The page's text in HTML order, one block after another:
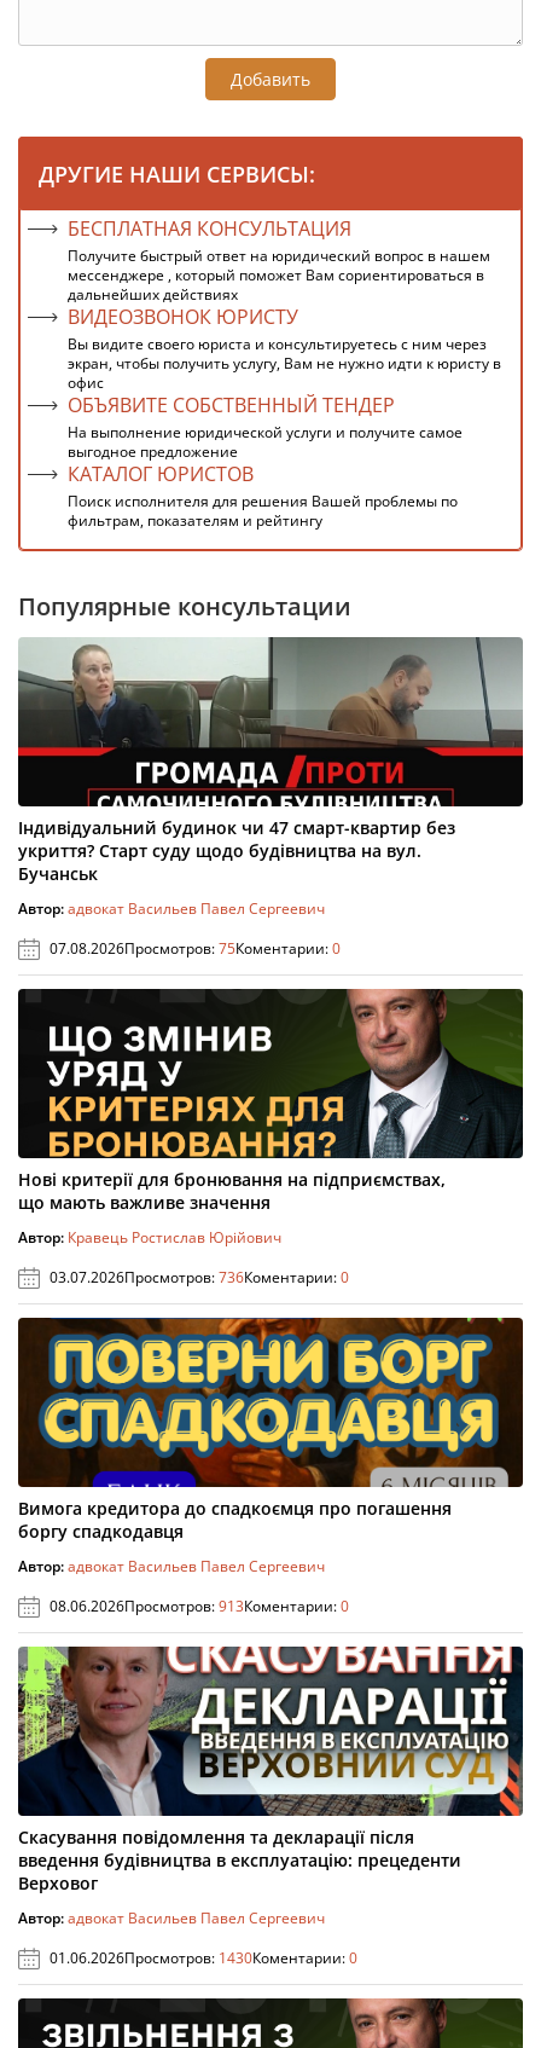
Добавить
ДРУГИЕ НАШИ СЕРВИСЫ:
БЕСПЛАТНАЯ КОНСУЛЬТАЦИЯ
Получите быстрый ответ на юридический вопрос в нашем
мессенджере , который поможет Вам сориентироваться в
дальнейших действиях
ВИДЕОЗВОНОК ЮРИСТУ
Вы видите своего юриста и консультируетесь с ним через
экран, чтобы получить услугу, Вам не нужно идти к юристу в
офис
ОБЪЯВИТЕ СОБСТВЕННЫЙ ТЕНДЕР
На выполнение юридической услуги и получите самое
выгодное предложение
КАТАЛОГ ЮРИСТОВ
Поиск исполнителя для решения Вашей проблемы по
фильтрам, показателям и рейтингу
Популярные консультации
Індивідуальний будинок чи 47 смарт-квартир без
укриття? Старт суду щодо будівництва на вул.
Бучанськ
Автор:адвокат Васильев Павел Сергеевич
07.08.2026Просмотров:75Коментарии:0
Нові критерії для бронювання на підприємствах,
що мають важливе значення
Автор: Кравець Ростислав Юрійович
03.07.2026Просмотров:736Коментарии:0
Вимога кредитора до спадкоємця про погашення
боргу спадкодавця
Автор:адвокат Васильев Павел Сергеевич
08.06.2026Просмотров:913Коментарии:0
Скасування повідомлення та декларації після
введення будівництва в експлуатацію: прецеденти
Верховог
Автор:адвокат Васильев Павел Сергеевич
01.06.2026Просмотров: 1430Коментарии:0